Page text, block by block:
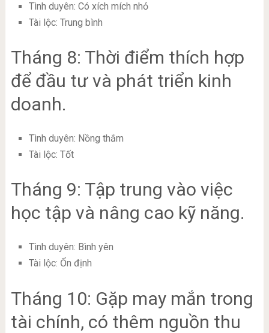
Tình duyên: Có xích mích nhỏ
Tài lộc: Trung bình
Tháng 8: Thời điểm thích hợp
để đầu tư và phát triển kinh
doanh.
Tình duyên: Nồng thắm
Tài lộc: Tốt
Tháng 9: Tập trung vào việc
học tập và nâng cao kỹ năng.
Tình duyên: Bình yên
Tài lộc: Ổn định
Tháng 10: Gặp may mắn trong
tài chính, có thêm nguồn thu